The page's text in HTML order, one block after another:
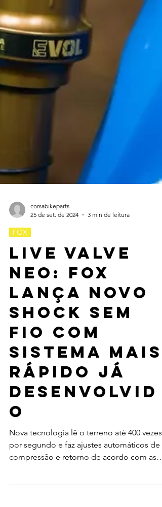
corsabikeparts
25 de set. de 2024
3 min de leitura
FOX
Live Valve
Neo: Fox
lança novo
shock sem
fio com
sistema mais
rápido já
desenvolvid
o
Nova tecnologia lê o terreno até 400 vezes